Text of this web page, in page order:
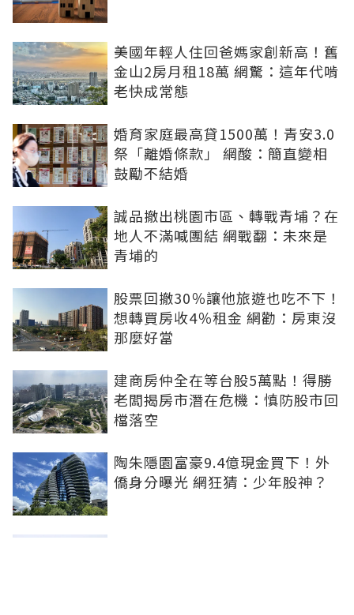
美國年輕人住回爸媽家創新高！舊
金山2房月租18萬 網驚：這年代啃
老快成常態
婚育家庭最高貸1500萬！青安3.0
祭「離婚條款」 網酸：簡直變相
鼓勵不結婚
誠品撤出桃園市區、轉戰青埔？在
地人不滿喊團結 網戰翻：未來是
青埔的
股票回撤30％讓他旅遊也吃不下！
想轉買房收4％租金 網勸：房東沒
那麼好當
建商房仲全在等台股5萬點！得勝
老闆揭房市潛在危機：慎防股市回
檔落空
陶朱隱園富豪9.4億現金買下！外
僑身分曝光 網狂猜：少年股神？